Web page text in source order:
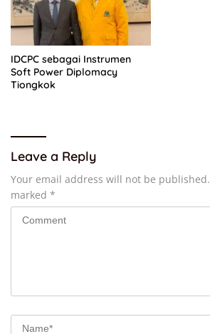
IDCPC sebagai Instrumen
Soft Power Diplomacy
Tiongkok
Leave a Reply
Your email address will not be published.
marked *